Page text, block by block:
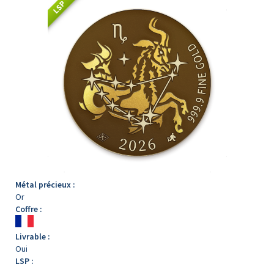
LSP
Métal précieux :
Or
Coffre :
Livrable :
Oui
LSP :